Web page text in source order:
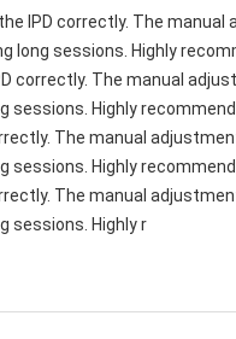
IPD correctly. The
long sessions. Highly
correctly. The manual
sessions. Highly
The manual
sessions. Highly
The manual
sessions. Highly r